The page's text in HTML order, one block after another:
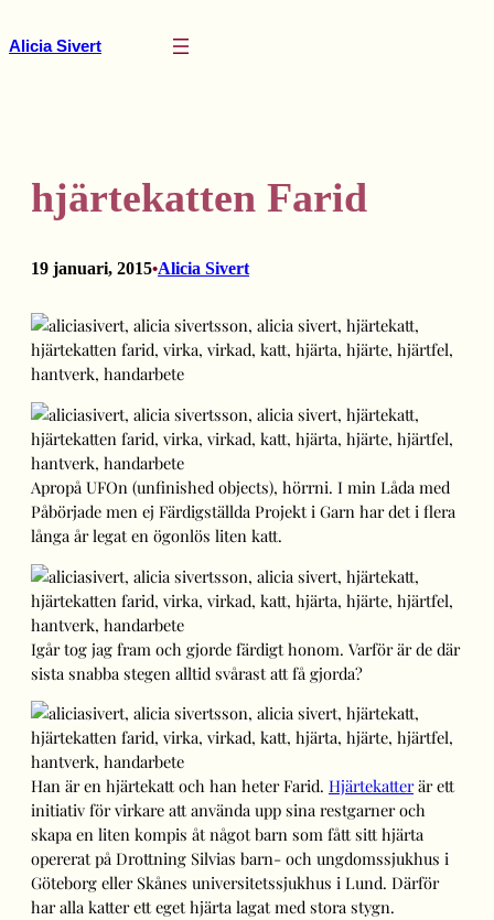
till
Alicia Sivert
hjärtekatten Farid
19 januari, 2015•Alicia Sivert
Apropå UFOn (unfinished objects), hörrni. I min Låda med
Påbörjade men ej Färdigställda Projekt i Garn har det i flera
långa år legat en ögonlös liten katt.
Igår tog jag fram och gjorde färdigt honom. Varför är de där
sista snabba stegen alltid svårast att få gjorda?
Han är en hjärtekatt och han heter Farid. Hjärtekatterär ett
initiativ för virkare att använda upp sina restgarner och
skapa en liten kompis åt något barn som fått sitt hjärta
opererat på Drottning Silvias barn- och ungdomssjukhus i
Göteborg eller Skånes universitetssjukhus i Lund. Därför
har alla katter ett eget hjärta lagat med stora stygn.